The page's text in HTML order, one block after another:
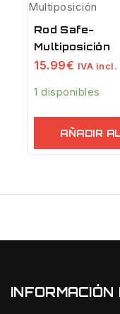
Rod Safe-
Multiposición
15.99€ IVA incl.
1 disponibles
AÑADIR
CARRITO